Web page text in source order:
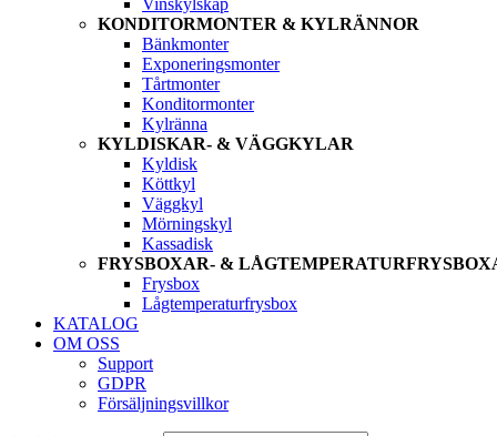
Vinskylskåp
KONDITORMONTER & KYLRÄNNOR
Bänkmonter
Exponeringsmonter
Tårtmonter
Konditormonter
Kylränna
KYLDISKAR- & VÄGGKYLAR
Kyldisk
Köttkyl
Väggkyl
Mörningskyl
Kassadisk
FRYSBOXAR- &
Frysbox
Lågtemperaturfrysbox
KATALOG
OM OSS
Support
GDPR
Försäljningsvillkor